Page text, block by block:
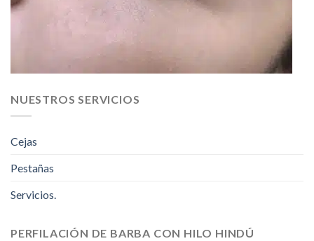
NUESTROS SERVICIOS
Cejas
Pestañas
Servicios.
PERFILACIÓN DE BARBA CON HILO HINDÚ